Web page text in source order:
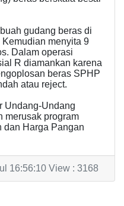
gudang beras di
menyita 9
Dalam operasi
R diamankan karena
beras SPHP
atau reject.
Undang-Undang
merusak program
dan Harga Pangan
16:56:10 View : 3168